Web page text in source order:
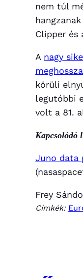
nem túl
Clipper és
A nagy
körüli
legutóbbi
volt a 81.
Kapcsolódó
Juno data
Frey
Címkék: